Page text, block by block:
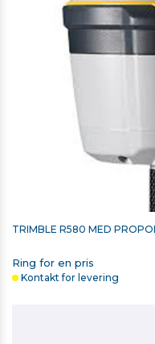
På lager
TRIMBLE R580 MED
Ring for en pris
Kontakt for levering